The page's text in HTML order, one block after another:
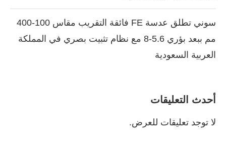
سوني تطلق عدسة FE فائقة التقريب مقاس 100-400
مم ببعد بؤري 5.6-8 مع نظام تثبيت بصري في المملكة
العربية السعودية
أحدث التعليقات
لا توجد تعليقات للعرض.